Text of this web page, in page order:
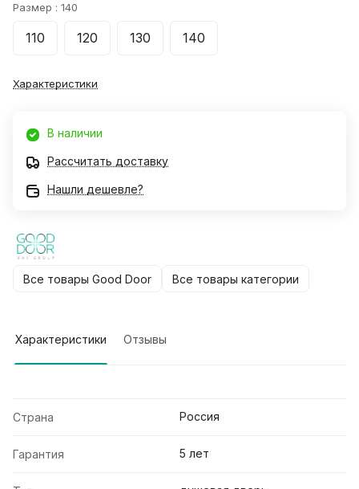
Размер : 140
110 120 130 140
Характеристики
В наличии
Рассчитать доставку
Нашли дешевле?
Все товары Good Door Все товары категории
Характеристики Отзывы
Страна Россия
Гарантия 5 лет